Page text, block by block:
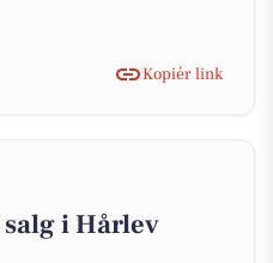
Kopiér link
i Hårlev